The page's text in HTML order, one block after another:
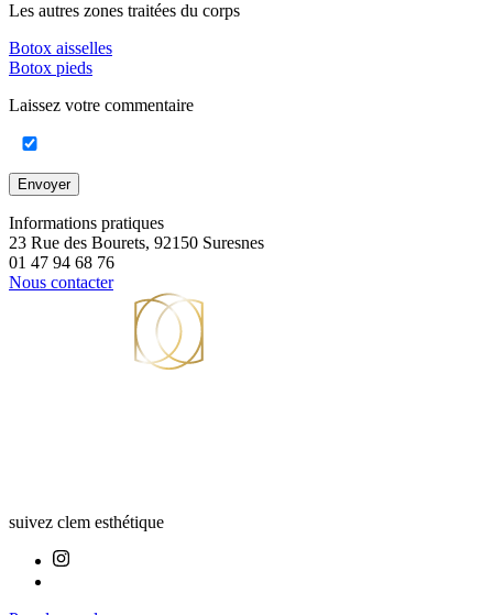
Les autres zones traitées du corps
Botox aisselles
Botox pieds
Laissez votre commentaire
Envoyer
Informations pratiques
23 Rue des Bourets, 92150 Suresnes
01 47 94 68 76
Nous contacter
suivez clem esthétique